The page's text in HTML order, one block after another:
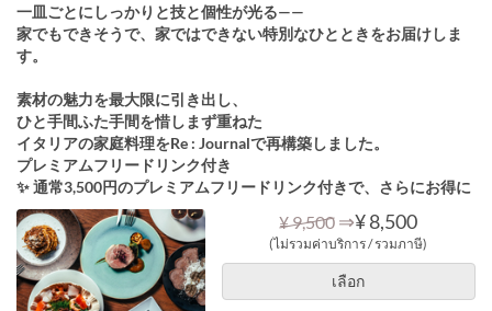
一皿ごとにしっかりと技と個性が光る——
家でもできそうで、家ではできない特別なひとときをお届けしま
す。
素材の魅力を最大限に引き出し、
ひと手間ふた手間を惜しまず重ねた
イタリアの家庭料理をRe : Journalで再構築しました。
プレミアムフリードリンク付き
✨ 通常3,500円のプレミアムフリードリンク付きで、さらにお得に
¥ 9,500 ⇒¥ 8,500
(ไม่รวมค่าบริการ / รวมภาษี)
เลือก